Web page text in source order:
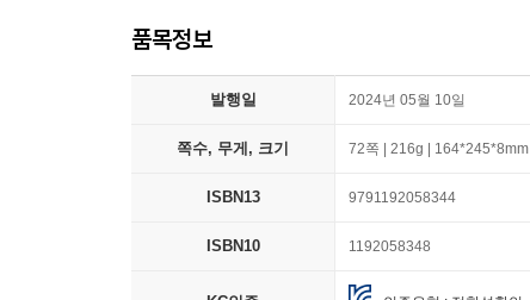
품목정보
발행일 2024년 05월 10일
쪽수, 무게, 크기 72쪽 | 216g | 164*245*8mm
ISBN13 9791192058344
ISBN10 1192058348